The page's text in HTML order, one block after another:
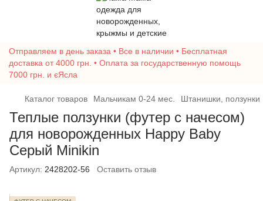
Отправляем в день заказа • Все в наличии • Бесплатная
доставка от 4000 грн. • Оплата за государственную помощь
7000 грн. и єЯсла
Каталог товаров Мальчикам 0-24 мес. Штанишки, ползунки
Теплые ползунки (футер с начесом)
для новорожденных Happy Baby
Серый Minikin
Артикул: 2428202-56 Оставить отзыв